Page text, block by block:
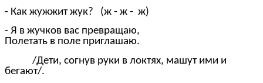
- Как жужжит жук? (ж - ж - ж)
- Я в жучков вас превращаю,
Полетать в поле приглашаю.
/Дети, согнув руки в локтях, машут ими и
бегают/.